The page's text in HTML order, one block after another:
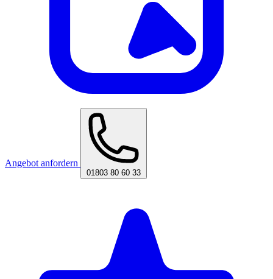
Angebot anfordern
01803 80 60 33